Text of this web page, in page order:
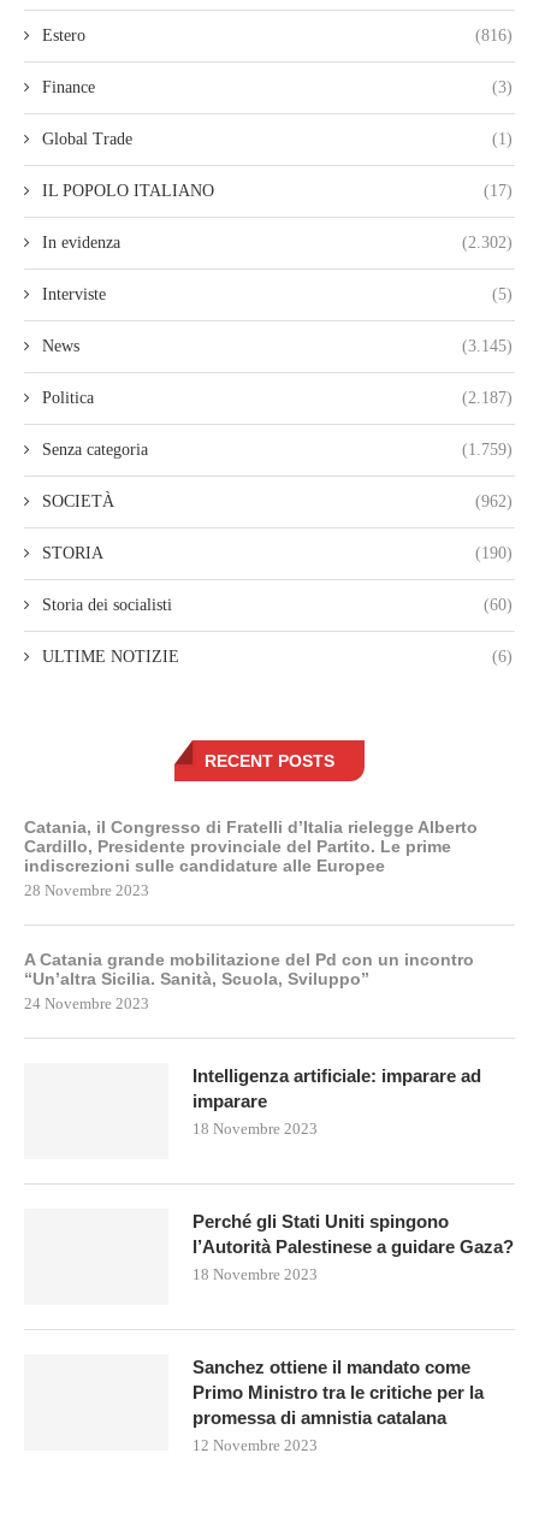
Estero (816)
Finance (3)
Global Trade (1)
IL POPOLO ITALIANO (17)
In evidenza (2.302)
Interviste (5)
News (3.145)
Politica (2.187)
Senza categoria (1.759)
SOCIETÀ (962)
STORIA (190)
Storia dei socialisti (60)
ULTIME NOTIZIE (6)
RECENT POSTS
Catania, il Congresso di Fratelli d’Italia rielegge Alberto
Cardillo, Presidente provinciale del Partito. Le prime
indiscrezioni sulle candidature alle Europee
28 Novembre 2023
A Catania grande mobilitazione del Pd con un incontro
“Un’altra Sicilia. Sanità, Scuola, Sviluppo”
24 Novembre 2023
Intelligenza artificiale: imparare ad
imparare
18 Novembre 2023
Perché gli Stati Uniti spingono
l’Autorità Palestinese a guidare Gaza?
18 Novembre 2023
Sanchez ottiene il mandato come
Primo Ministro tra le critiche per la
promessa di amnistia catalana
12 Novembre 2023